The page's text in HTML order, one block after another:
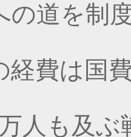
の道を制
経費は国
人も及ぶ